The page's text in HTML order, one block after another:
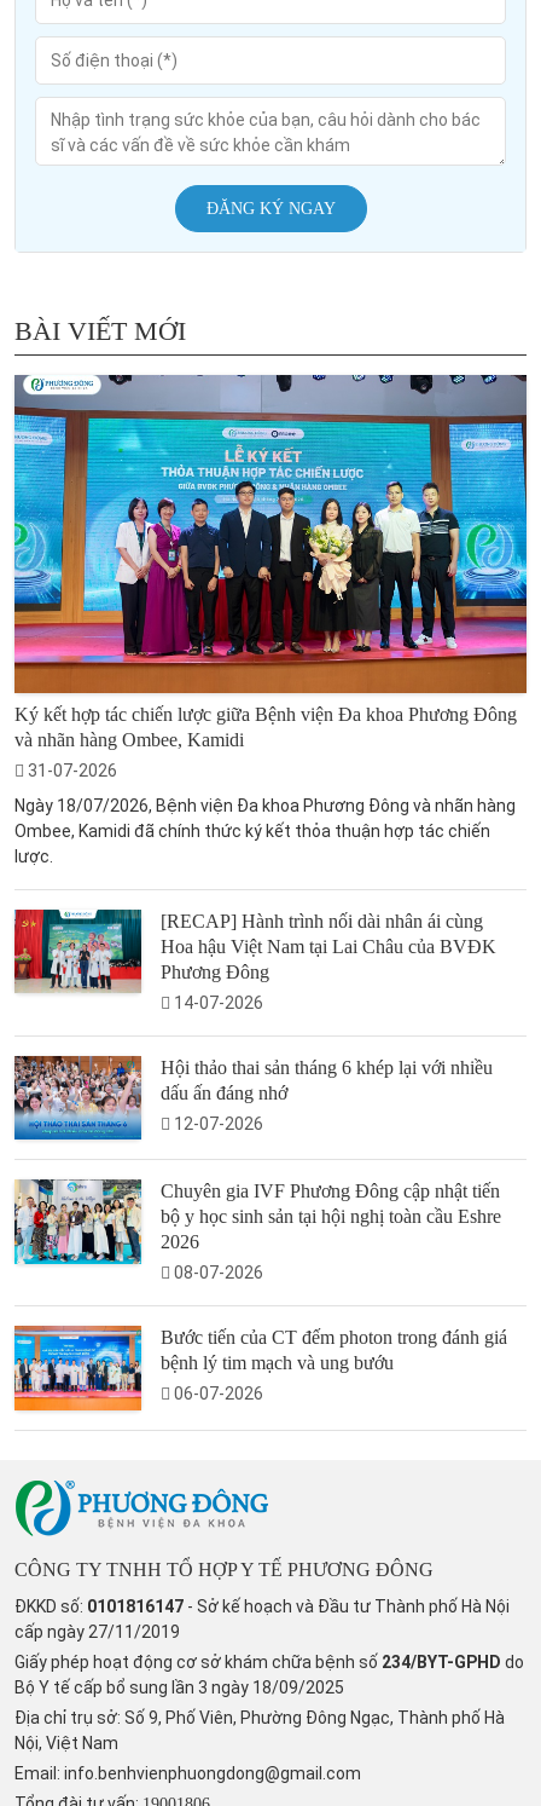
ĐĂNG KÝ NGAY
BÀI VIẾT MỚI
Ký kết hợp tác chiến lược giữa Bệnh viện Đa khoa Phương Đông
và nhãn hàng Ombee, Kamidi
31-07-2026
Ngày 18/07/2026, Bệnh viện Đa khoa Phương Đông và nhãn hàng
Ombee, Kamidi đã chính thức ký kết thỏa thuận hợp tác chiến
lược.
[RECAP] Hành trình nối dài nhân ái cùng
Hoa hậu Việt Nam tại Lai Châu của BVĐK
Phương Đông
14-07-2026
Hội thảo thai sản tháng 6 khép lại với nhiều
dấu ấn đáng nhớ
12-07-2026
Chuyên gia IVF Phương Đông cập nhật tiến
bộ y học sinh sản tại hội nghị toàn cầu Eshre
2026
08-07-2026
Bước tiến của CT đếm photon trong đánh giá
bệnh lý tim mạch và ung bướu
06-07-2026
CÔNG TY TNHH TỔ HỢP Y TẾ PHƯƠNG ĐÔNG
ĐKKD số: 0101816147 - Sở kế hoạch và Đầu tư Thành phố Hà Nội
cấp ngày 27/11/2019
Giấy phép hoạt động cơ sở khám chữa bệnh số 234/BYT-GPHD do
Bộ Y tế cấp bổ sung lần 3 ngày 18/09/2025
Địa chỉ trụ sở: Số 9, Phố Viên, Phường Đông Ngạc, Thành phố Hà
Nội, Việt Nam
Email: info.benhvienphuongdong@gmail.com